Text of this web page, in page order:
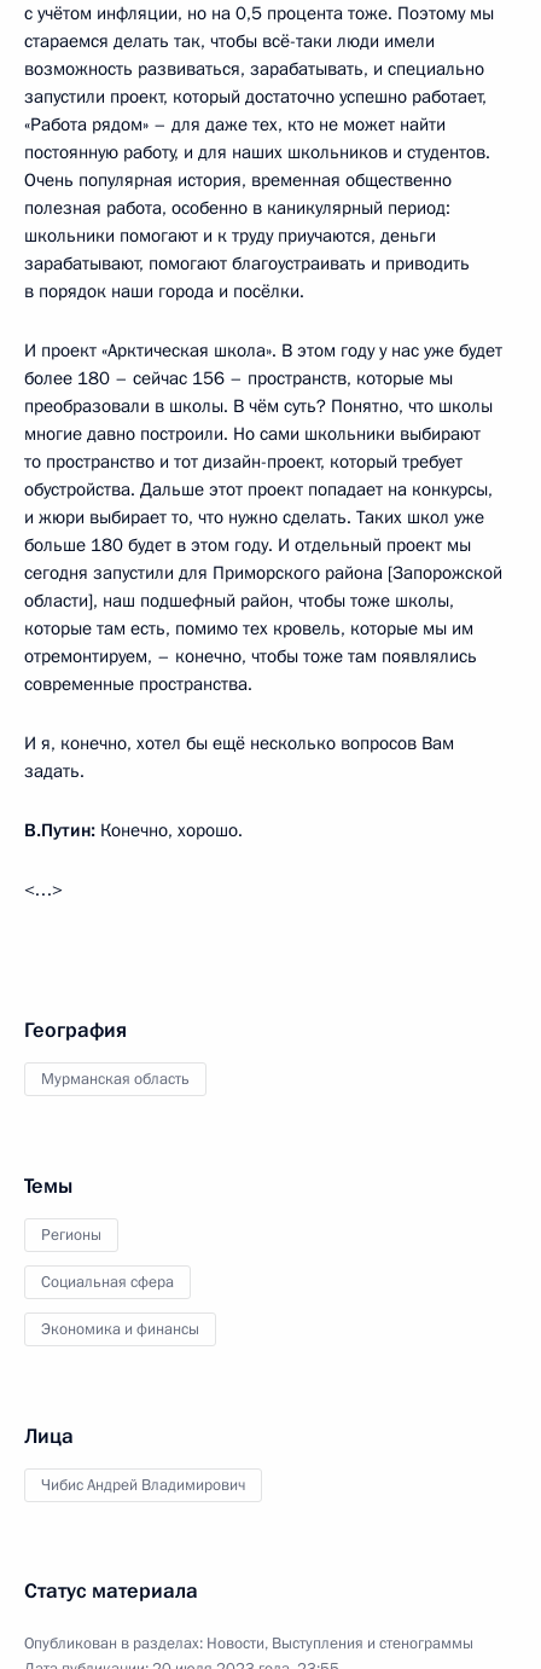
с учётом инфляции, но на 0,5 процента тоже. Поэтому мы
стараемся делать так, чтобы всё-таки люди имели
возможность развиваться, зарабатывать, и специально
запустили проект, который достаточно успешно работает,
«Работа рядом» – для даже тех, кто не может найти
постоянную работу, и для наших школьников и студентов.
Очень популярная история, временная общественно
полезная работа, особенно в каникулярный период:
школьники помогают и к труду приучаются, деньги
зарабатывают, помогают благоустраивать и приводить
в порядок наши города и посёлки.
И проект «Арктическая школа». В этом году у нас уже будет
более 180 – сейчас 156 – пространств, которые мы
преобразовали в школы. В чём суть? Понятно, что школы
многие давно построили. Но сами школьники выбирают
то пространство и тот дизайн-проект, который требует
обустройства. Дальше этот проект попадает на конкурсы,
и жюри выбирает то, что нужно сделать. Таких школ уже
больше 180 будет в этом году. И отдельный проект мы
сегодня запустили для Приморского района [Запорожской
области], наш подшефный район, чтобы тоже школы,
которые там есть, помимо тех кровель, которые мы им
отремонтируем, – конечно, чтобы тоже там появлялись
современные пространства.
И я, конечно, хотел бы ещё несколько вопросов Вам
задать.
В.Путин: Конечно, хорошо.
<…>
География
Мурманская область
Темы
Регионы
Социальная сфера
Экономика и финансы
Лица
Чибис Андрей Владимирович
Статус материала
Опубликован в разделах: Новости, Выступления и стенограммы